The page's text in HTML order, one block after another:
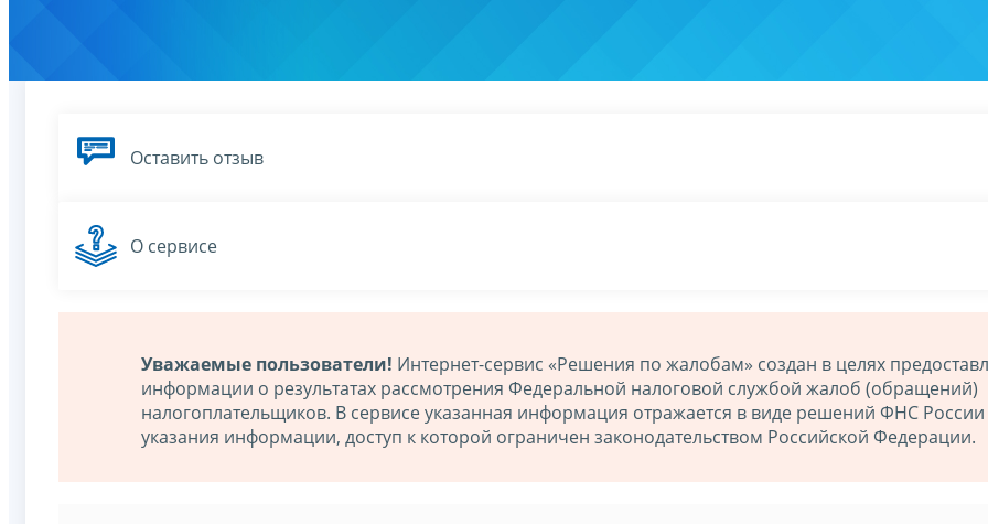
Оставить отзыв
О сервисе
Уважаемые пользователи! Интернет-сервис «Решения по жалобам» создан в целях
информации о результатах рассмотрения Федеральной налоговой службой жалоб (обращений)
налогоплательщиков. В сервисе указанная информация отражается в виде решений ФНС России
указания информации, доступ к которой ограничен законодательством Российской Федерации.